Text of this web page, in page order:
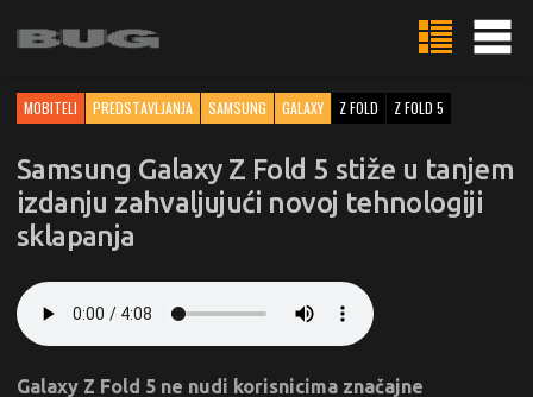
MOBITELI PREDSTAVLJANJA SAMSUNG GALAXY Z FOLD Z FOLD 5
Samsung Galaxy Z Fold 5 stiže u tanjem
izdanju zahvaljujući novoj tehnologiji
sklapanja
Galaxy Z Fold 5 ne nudi korisnicima značajne